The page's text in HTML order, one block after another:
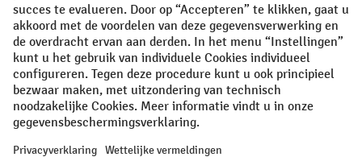
Privacyverklaring Privacy-instellingen
All prices excl. VAT plusshipping costs and possible delivery charges,
if not stated otherwise.
¹ De korting is geldig tot en met de vermelde datum. Combinatie met
andere aanbiedingen en lopende acties is niet mogelijk. | ² De korting
wordt éénmalig toegekend bij de eerste inschrijving voor de
worden bij een online aankoop met een minimum netto bestelwaarde